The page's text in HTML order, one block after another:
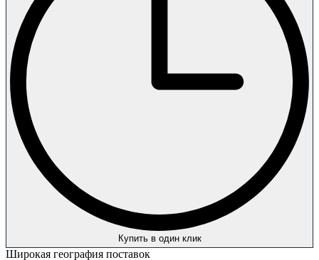
Купить в один клик
Широкая география поставок